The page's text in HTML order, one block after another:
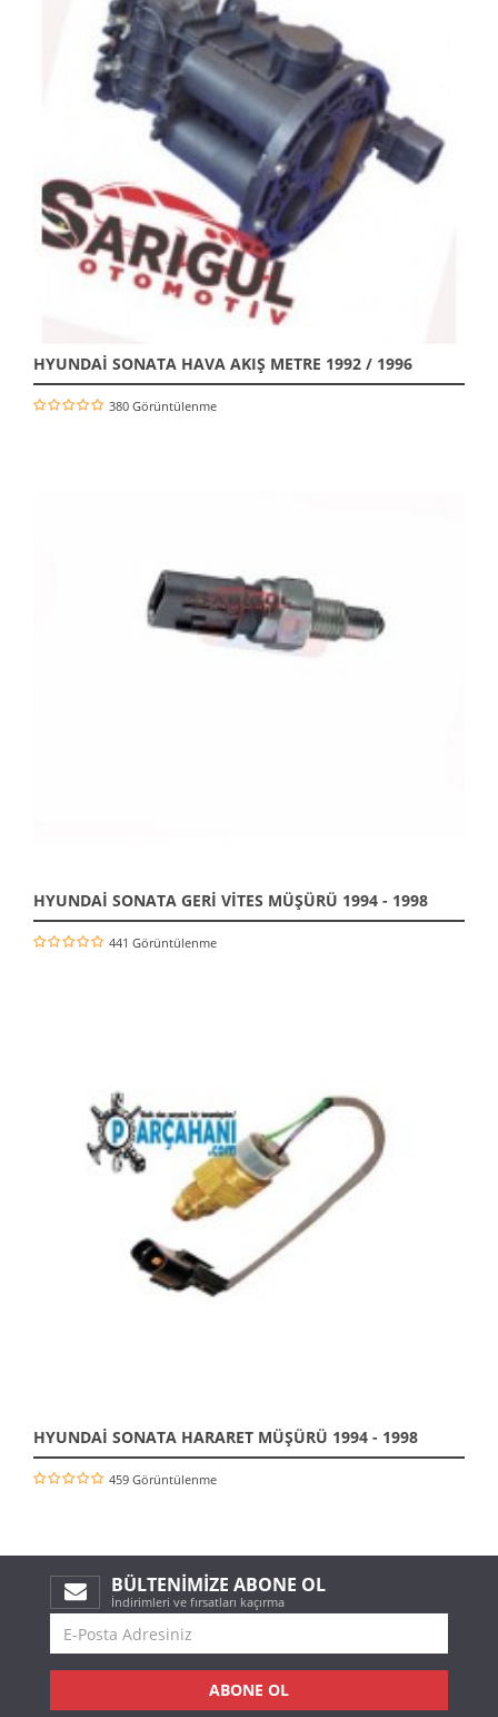
HYUNDAİ SONATA HAVA AKIŞ METRE 1992 / 1996
380 Görüntülenme
HYUNDAİ SONATA GERİ VİTES MÜŞÜRÜ 1994 - 1998
441 Görüntülenme
HYUNDAİ SONATA HARARET MÜŞÜRÜ 1994 - 1998
459 Görüntülenme
BÜLTENIMIZE ABONE OL
İndirimleri ve fırsatları kaçırma
ABONE OL